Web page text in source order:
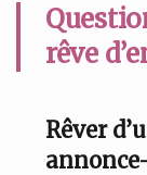
rêve
Rêver